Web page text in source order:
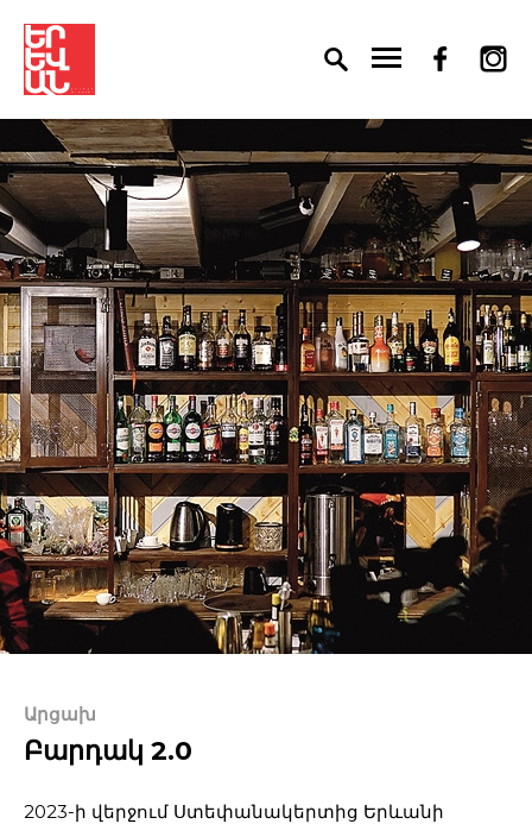
Արցախ
Բարդակ 2.0
2023-ի վերջում Ստեփանակերտից Երևանի